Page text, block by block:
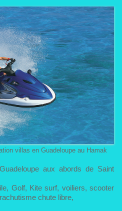
villas en Guadeloupe au Hamak
Golf, Kite surf, voiliers, scooter
chute libre,